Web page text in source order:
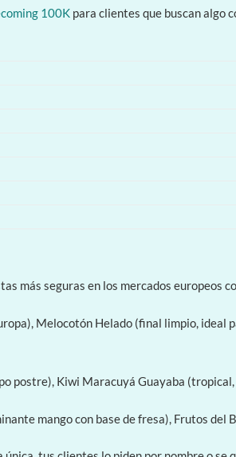
100K para clientes que buscan algo
más seguras en los mercados europeos
Melocotón Helado (final limpio, ideal
postre), Kiwi Maracuyá Guayaba
mango con base de fresa), Frutos del